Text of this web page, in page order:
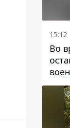
15:12
Во